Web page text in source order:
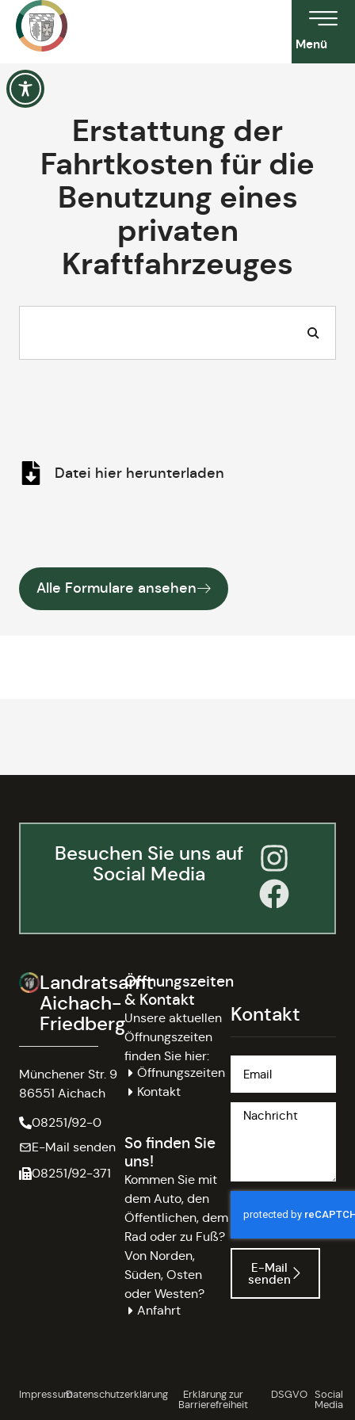
Menü
Erstattung der
Fahrtkosten für die
Benutzung eines
privaten
Kraftfahrzeuges
Datei hier herunterladen
Alle Formulare ansehen
Besuchen Sie uns auf
Social Media
Landratsamt
Aichach-
Friedberg
Münchener Str. 9
86551 Aichach
08251/92-0
E-Mail senden
08251/92-371
Öffnungszeiten
& Kontakt
Unsere aktuellen
Öffnungszeiten
finden Sie hier:
Öffnungszeiten
Kontakt
So finden Sie
uns!
Kommen Sie mit
dem Auto, den
Öffentlichen, dem
Rad oder zu Fuß?
Von Norden,
Süden, Osten
oder Westen?
Anfahrt
Kontakt
E-Mail
senden
ImpressumDatenschutzerklärung Erklärung zur
Barrierefreiheit
DSGVO Social
Media